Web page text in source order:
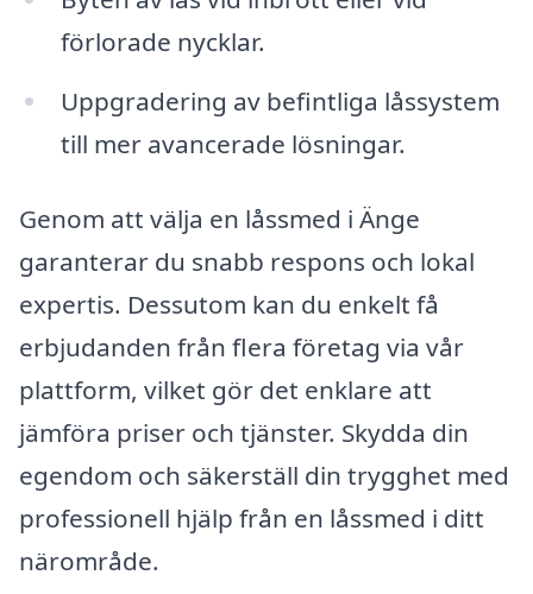
förlorade nycklar.
Uppgradering av befintliga låssystem
till mer avancerade lösningar.
Genom att välja en låssmed i Änge
garanterar du snabb respons och lokal
expertis. Dessutom kan du enkelt få
erbjudanden från flera företag via vår
plattform, vilket gör det enklare att
jämföra priser och tjänster. Skydda din
egendom och säkerställ din trygghet med
professionell hjälp från en låssmed i ditt
närområde.